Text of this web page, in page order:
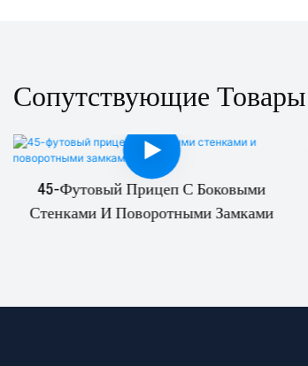
Сопутствующие Товары
45-Футовый Прицеп С Боковыми
Стенками И Поворотными Замками